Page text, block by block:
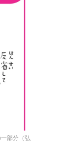
部分（弘